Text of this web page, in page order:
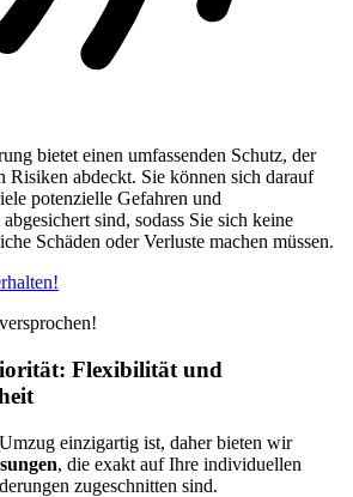
bietet einen umfassenden Schutz, der
Risiken abdeckt. Sie können sich darauf
potenzielle Gefahren und
sind, sodass Sie sich keine
Schäden oder Verluste machen müssen.
Flexibilität und
einzigartig ist, daher bieten wir
, die exakt auf Ihre individuellen
zugeschnitten sind.